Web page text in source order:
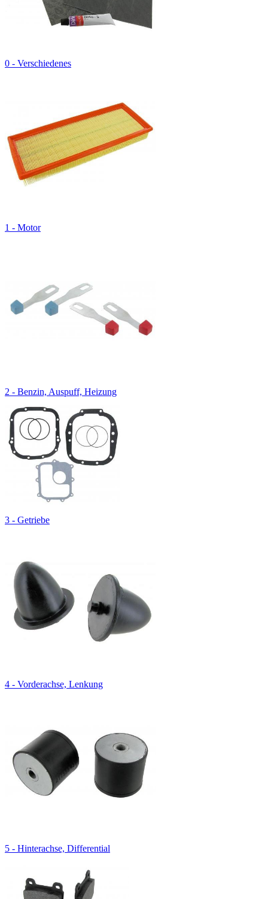
0 - Verschiedenes
1 - Motor
2 - Benzin, Auspuff, Heizung
3 - Getriebe
4 - Vorderachse, Lenkung
5 - Hinterachse, Differential